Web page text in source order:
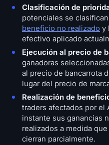
Clasificación de
potenciales se
beneficio no realizado y
efectivo aplicado
Ejecución al precio de
ganadoras
al precio de bancarrota
lugar del precio de
Realización de
traders afectados por el
instante sus ganancias
realizados a medida
cierran parcialmente.